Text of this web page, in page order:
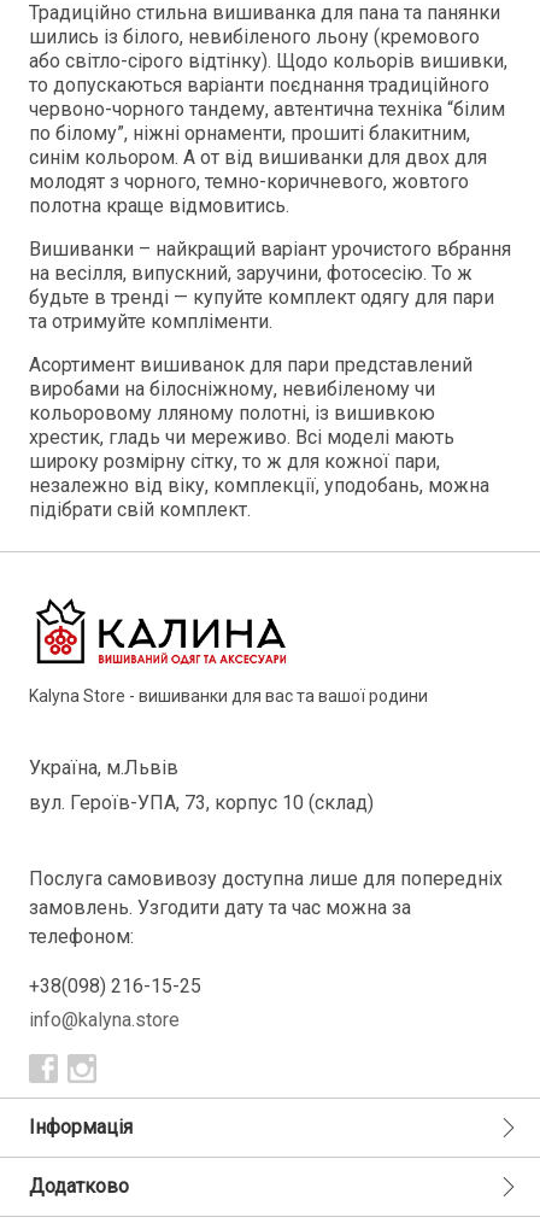
Традиційно стильна вишиванка для пана та панянки
шились із білого, невибіленого льону (кремового
або світло-сірого відтінку). Щодо кольорів вишивки,
то допускаються варіанти поєднання традиційного
червоно-чорного тандему, автентична техніка “білим
по білому”, ніжні орнаменти, прошиті блакитним,
синім кольором. А от від вишиванки для двох для
молодят з чорного, темно-коричневого, жовтого
полотна краще відмовитись.
Вишиванки – найкращий варіант урочистого вбрання
на весілля, випускний, заручини, фотосесію. То ж
будьте в тренді — купуйте комплект одягу для пари
та отримуйте компліменти.
Асортимент вишиванок для пари представлений
виробами на білосніжному, невибіленому чи
кольоровому лляному полотні, із вишивкою
хрестик, гладь чи мереживо. Всі моделі мають
широку розмірну сітку, то ж для кожної пари,
незалежно від віку, комплекції, уподобань, можна
підібрати свій комплект.
Kalyna Store - вишиванки для вас та вашої родини
Україна, м.Львів
вул. Героїв-УПА, 73, корпус 10 (склад)
Послуга самовивозу доступна лише для попередніх
замовлень. Узгодити дату та час можна за
телефоном:
+38(098) 216-15-25
info@kalyna.store
Інформація
Додатково